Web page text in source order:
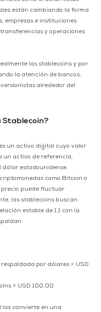
están cambiando la forma
empresas e instituciones
y operaciones
las stablecoins y por
la atención de bancos,
alrededor del
Stablecoin?
un activo digital cuyo valor
un activo de referencia,
dólar estadounidense.
como Bitcoin o
precio puede fluctuar
las stablecoins buscan
estable de 1:1 con la
por dólares = USD
= USD 100.00
las convierte en una